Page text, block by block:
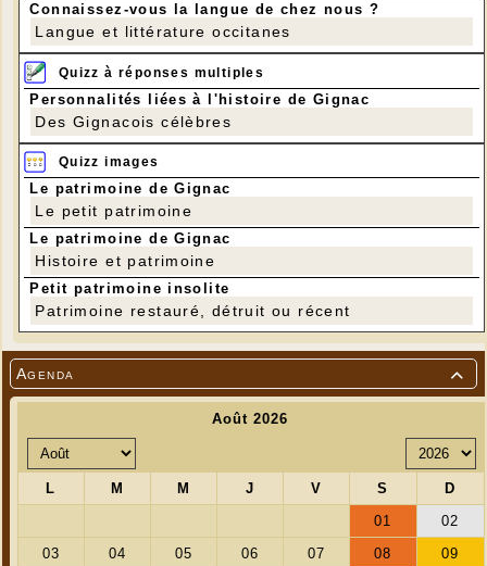

Agenda
Connaissez-vous la langue de chez nous ?
Langue et littérature occitanes
Quizz à réponses multiples
Personnalités liées à l'histoire de Gignac
Des Gignacois célèbres
Quizz images
Le patrimoine de Gignac
Le petit patrimoine
Le patrimoine de Gignac
Histoire et patrimoine
Petit patrimoine insolite
Patrimoine restauré, détruit ou récent